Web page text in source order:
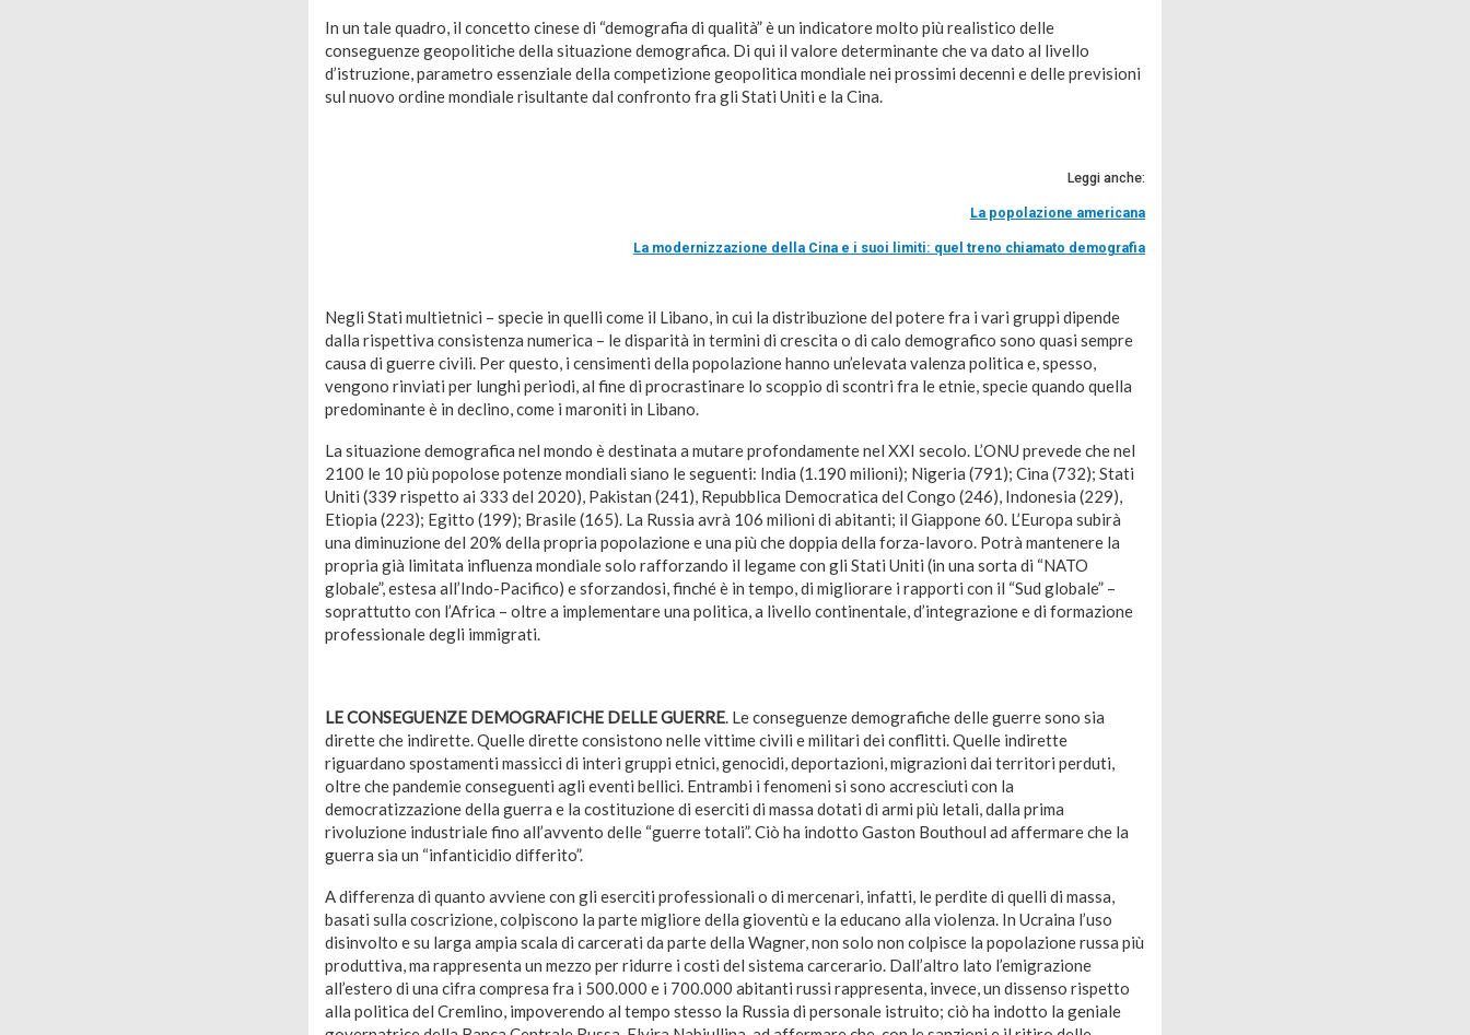
In un tale quadro, il concetto cinese di “demografia di qualità” è un indicatore molto più realistico delle
conseguenze geopolitiche della situazione demografica. Di qui il valore determinante che va dato al livello
d’istruzione, parametro essenziale della competizione geopolitica mondiale nei prossimi decenni e delle previsioni
sul nuovo ordine mondiale risultante dal confronto fra gli Stati Uniti e la Cina.
Leggi anche:
La popolazione americana
La modernizzazione della Cina e i suoi limiti: quel treno chiamato demografia
Negli Stati multietnici – specie in quelli come il Libano, in cui la distribuzione del potere fra i vari gruppi dipende
dalla rispettiva consistenza numerica – le disparità in termini di crescita o di calo demografico sono quasi sempre
causa di guerre civili. Per questo, i censimenti della popolazione hanno un’elevata valenza politica e, spesso,
vengono rinviati per lunghi periodi, al fine di procrastinare lo scoppio di scontri fra le etnie, specie quando quella
predominante è in declino, come i maroniti in Libano.
La situazione demografica nel mondo è destinata a mutare profondamente nel XXI secolo. L’ONU prevede che nel
2100 le 10 più popolose potenze mondiali siano le seguenti: India (1.190 milioni); Nigeria (791); Cina (732); Stati
Uniti (339 rispetto ai 333 del 2020), Pakistan (241), Repubblica Democratica del Congo (246), Indonesia (229),
Etiopia (223); Egitto (199); Brasile (165). La Russia avrà 106 milioni di abitanti; il Giappone 60. L’Europa subirà
una diminuzione del 20% della propria popolazione e una più che doppia della forza-lavoro. Potrà mantenere la
propria già limitata influenza mondiale solo rafforzando il legame con gli Stati Uniti (in una sorta di “NATO
globale”, estesa all’Indo-Pacifico) e sforzandosi, finché è in tempo, di migliorare i rapporti con il “Sud globale” –
soprattutto con l’Africa – oltre a implementare una politica, a livello continentale, d’integrazione e di formazione
professionale degli immigrati.
LE CONSEGUENZE DEMOGRAFICHE DELLE GUERRE. Le conseguenze demografiche delle guerre sono sia
dirette che indirette. Quelle dirette consistono nelle vittime civili e militari dei conflitti. Quelle indirette
riguardano spostamenti massicci di interi gruppi etnici, genocidi, deportazioni, migrazioni dai territori perduti,
oltre che pandemie conseguenti agli eventi bellici. Entrambi i fenomeni si sono accresciuti con la
democratizzazione della guerra e la costituzione di eserciti di massa dotati di armi più letali, dalla prima
rivoluzione industriale fino all’avvento delle “guerre totali”. Ciò ha indotto Gaston Bouthoul ad affermare che la
guerra sia un “infanticidio differito”.
A differenza di quanto avviene con gli eserciti professionali o di mercenari, infatti, le perdite di quelli di massa,
basati sulla coscrizione, colpiscono la parte migliore della gioventù e la educano alla violenza. In Ucraina l’uso
disinvolto e su larga ampia scala di carcerati da parte della Wagner, non solo non colpisce la popolazione russa più
produttiva, ma rappresenta un mezzo per ridurre i costi del sistema carcerario. Dall’altro lato l’emigrazione
all’estero di una cifra compresa fra i 500.000 e i 700.000 abitanti russi rappresenta, invece, un dissenso rispetto
alla politica del Cremlino, impoverendo al tempo stesso la Russia di personale istruito; ciò ha indotto la geniale